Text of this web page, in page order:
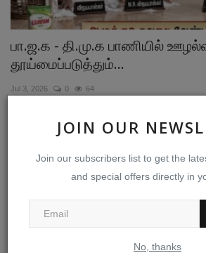
JOIN OUR
Join our subscribers list to get the
and special offers directly in
No, thanks
பா.ஜ.க - தி.மு.க பாணியில்
தூய்மைப்படுத்தும்...
Jul 3, 2026 0 64